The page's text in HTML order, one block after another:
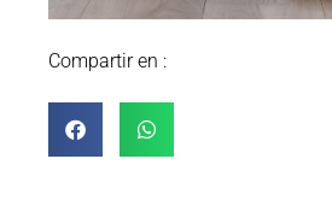
Compartir en :